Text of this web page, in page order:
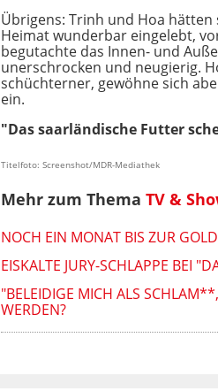
Übrigens: Trinh und Hoa
Heimat wunderbar eingelebt,
begutachte das Innen- und
unerschrocken und neugierig.
schüchterner, gewöhne sich
ein.
"Das saarländische Futter
Titelfoto: Screenshot/MDR-Mediathek
Mehr zum Thema TV &
NOCH EIN MONAT BIS ZUR
EISKALTE JURY-SCHLAPPE BEI
"BELEIDIGE MICH ALS
WERDEN?